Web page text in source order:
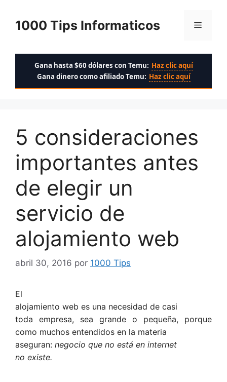
contenido
1000 Tips Informaticos Menú
Gana hasta $60 dólares con Temu: Haz clic aquí
Gana dinero como afiliado Temu: Haz clic aquí
5 consideraciones
importantes antes
de elegir un
servicio de
alojamiento web
abril 30, 2016 por 1000 Tips
El
alojamiento web es una necesidad de casi
toda empresa, sea grande o pequeña, porque
como muchos entendidos en la materia
aseguran: negocio que no está en internet
no existe.